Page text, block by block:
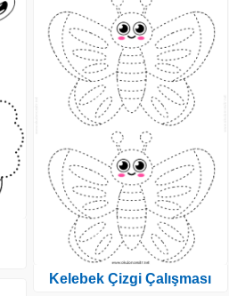
Kelebek Çizgi Çalışması